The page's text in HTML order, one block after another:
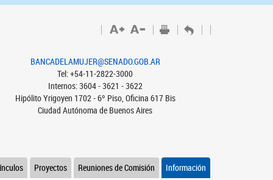
BANCADELAMUJER@SENADO.GOB.AR
Tel: +54-11-2822-3000
Internos: 3604 - 3621 - 3622
Hipólito Yrigoyen 1702 - 6º Piso, Oficina 617 Bis
Ciudad Autónoma de Buenos Aires
Información
Reuniones de Comisión
Proyectos